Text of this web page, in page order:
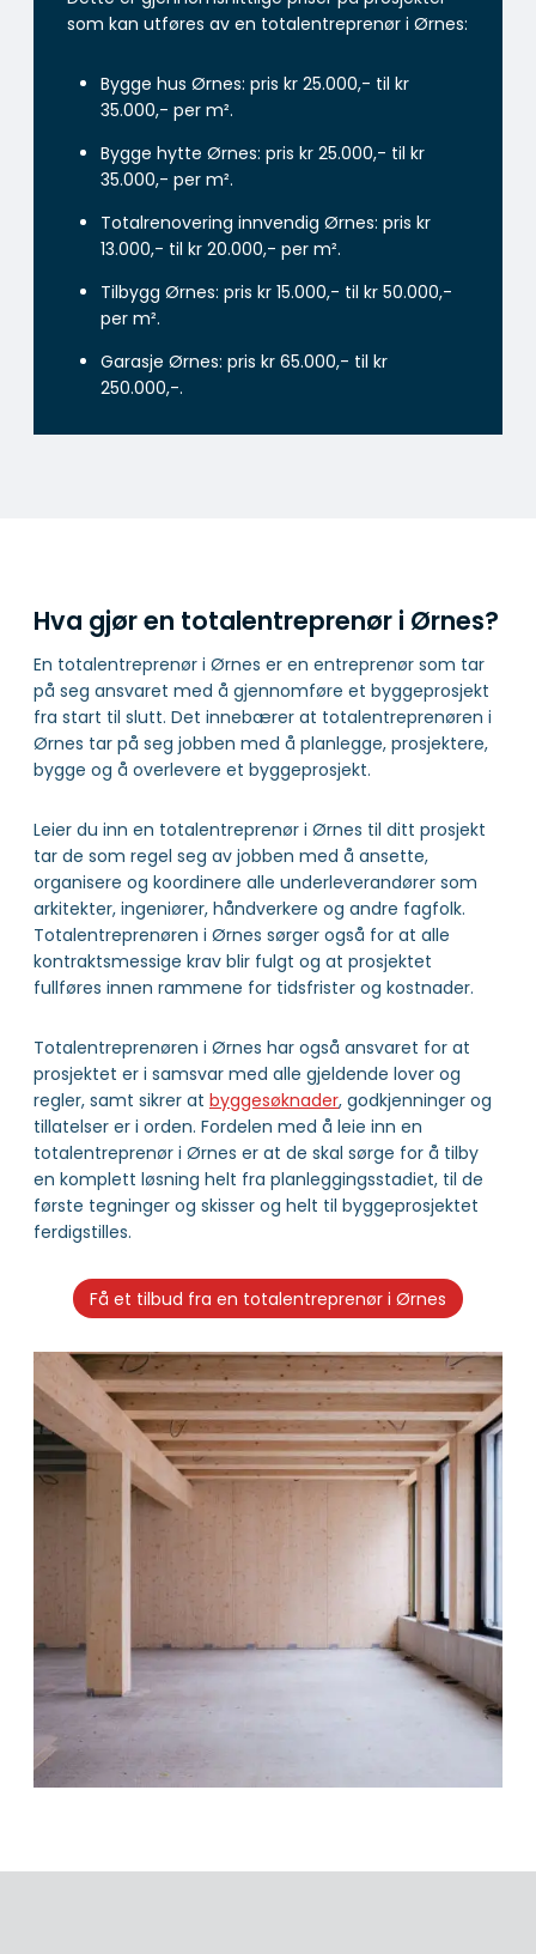
som kan utføres av en totalentreprenør i Ørnes:
Bygge hus Ørnes: pris kr 25.000,- til kr
35.000,- per m².
Bygge hytte Ørnes: pris kr 25.000,- til kr
35.000,- per m².
Totalrenovering innvendig Ørnes: pris kr
13.000,- til kr 20.000,- per m².
Tilbygg Ørnes: pris kr 15.000,- til kr 50.000,-
per m².
Garasje Ørnes: pris kr 65.000,- til kr
250.000,-.
Hva gjør en totalentreprenør i Ørnes?
En totalentreprenør i Ørnes er en entreprenør som tar
på seg ansvaret med å gjennomføre et byggeprosjekt
fra start til slutt. Det innebærer at totalentreprenøren i
Ørnes tar på seg jobben med å planlegge, prosjektere,
bygge og å overlevere et byggeprosjekt.
Leier du inn en totalentreprenør i Ørnes til ditt prosjekt
tar de som regel seg av jobben med å ansette,
organisere og koordinere alle underleverandører som
arkitekter, ingeniører, håndverkere og andre fagfolk.
Totalentreprenøren i Ørnes sørger også for at alle
kontraktsmessige krav blir fulgt og at prosjektet
fullføres innen rammene for tidsfrister og kostnader.
Totalentreprenøren i Ørnes har også ansvaret for at
prosjektet er i samsvar med alle gjeldende lover og
regler, samt sikrer at byggesøknader, godkjenninger og
tillatelser er i orden. Fordelen med å leie inn en
totalentreprenør i Ørnes er at de skal sørge for å tilby
en komplett løsning helt fra planleggingsstadiet, til de
første tegninger og skisser og helt til byggeprosjektet
ferdigstilles.
Få et tilbud fra en totalentreprenør i Ørnes